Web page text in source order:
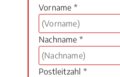
Vorname *
Nachname *
Postleitzahl *